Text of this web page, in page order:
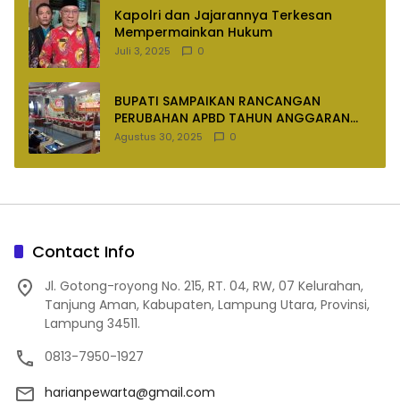
Kapolri dan Jajarannya Terkesan
Mempermainkan Hukum
Juli 3, 2025 0
BUPATI SAMPAIKAN RANCANGAN
PERUBAHAN APBD TAHUN ANGGARAN
2025
Agustus 30, 2025 0
Contact Info
Jl. Gotong-royong No. 215, RT. 04, RW, 07 Kelurahan,
Tanjung Aman, Kabupaten, Lampung Utara, Provinsi,
Lampung 34511.
0813-7950-1927
harianpewarta@gmail.com